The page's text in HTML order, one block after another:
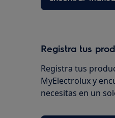
Registra tus
Registra tus
MyElectrolux y
necesitas en un